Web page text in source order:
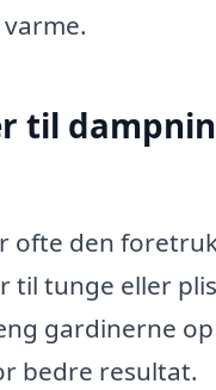
til
ofte den
til tunge eller
gardinerne
bedre resultat.